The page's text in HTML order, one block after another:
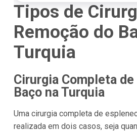
Tipos de
Remoção do
Turquia
Cirurgia Completa de
Baço na Turquia
Uma cirurgia completa de
realizada em dois casos, seja